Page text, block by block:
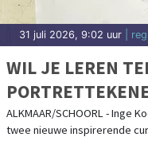
een Specialist
Ook werk je heel [...]